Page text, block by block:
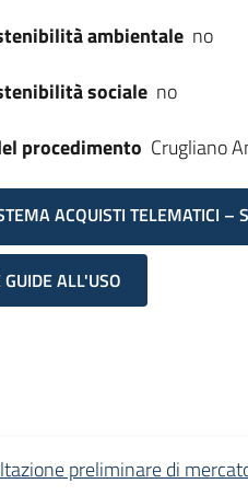
ambientale no
sociale no
procedimento Crugliano
ACQUISTI TELEMATICI –
ALL'USO
preliminare di